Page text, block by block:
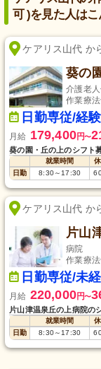
可 )を見た人は
ケアリス山代 か
葵の
介護老
作業療
日勤専従/経
月給 179,400円〜
葵の園・丘の上のシフト
就業時間
日勤
8:30～17:30
ケアリス山代 か
片山
病院
作業療
日勤専従/未
月給 220,000円〜
片山津温泉丘の上病院の
就業時間
日勤
8:30～17:30